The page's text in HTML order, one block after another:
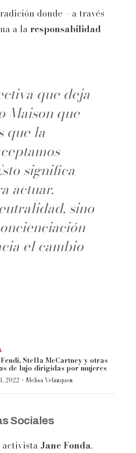
donde —a través
a la responsabilidad
que deja
Maison que
que la
significa
actuar.
sino
el cambio
Stella McCartney y otras
de lujo dirigidas por mujeres
2022 · Melisa Velázquez
Sociales
activista Jane Fonda,